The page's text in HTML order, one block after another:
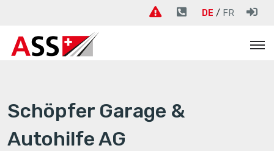
DE FR
Schöpfer Garage &
Autohilfe AG